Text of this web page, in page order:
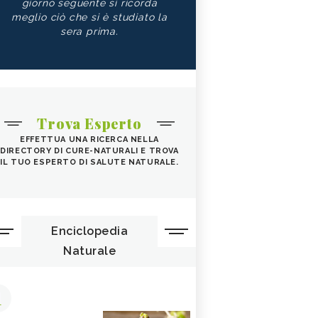
giorno seguente si ricorda
meglio ciò che si è studiato la
sera prima.
Trova Esperto
EFFETTUA UNA RICERCA NELLA
DIRECTORY DI CURE-NATURALI E TROVA
IL TUO ESPERTO DI SALUTE NATURALE.
Enciclopedia
Naturale